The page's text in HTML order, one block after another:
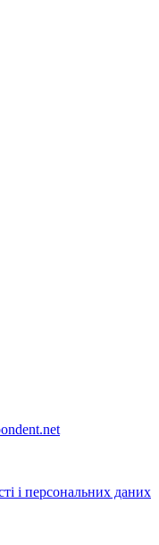
і персональних даних